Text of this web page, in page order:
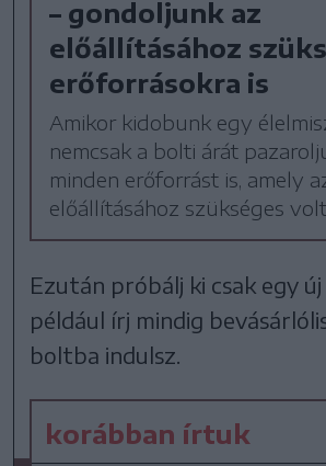
– gondoljunk az
előállításához
erőforrásokra is
Amikor kidobunk egy
nemcsak a bolti árát
minden erőforrást is, amely
előállításához szükséges
Ezután próbálj ki csak egy
például írj mindig
boltba indulsz.
korábban írtuk